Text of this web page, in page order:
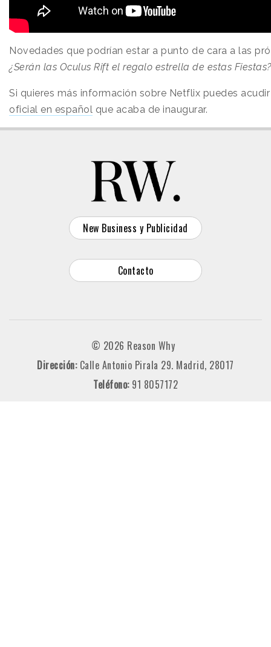
Novedades que podrían estar a punto de cara a las
¿Serán las Oculus Rift el regalo estrella de estas Fiestas?
Si quieres más información sobre Netflix puedes
oficial en español que acaba de inaugurar.
New Business y Publicidad
Contacto
© 2026 Reason Why
Dirección: Calle Antonio Pirala 29. Madrid, 28017
Teléfono: 91 8057172